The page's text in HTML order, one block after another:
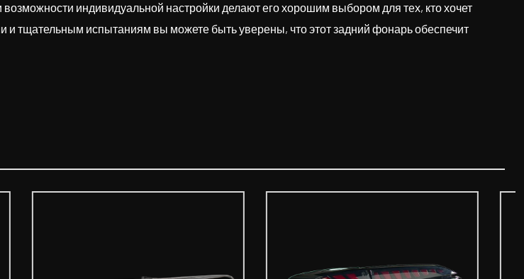
индивидуальной настройки делают его хорошим выбором для тех, кто хочет
тщательным испытаниям вы можете быть уверены, что этот задний фонарь обеспечит